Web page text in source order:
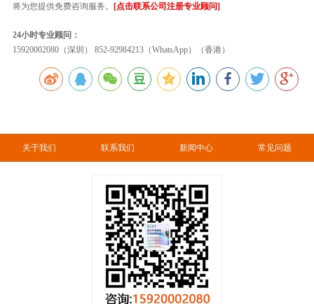
将为您提供免费咨询服务。 [点击联系公司注册专业顾问]
24小时专业顾问：
15920002080（深圳） 852-92984213（WhatsApp）（香港）
关于我们 联系我们 新闻中心 常见问题